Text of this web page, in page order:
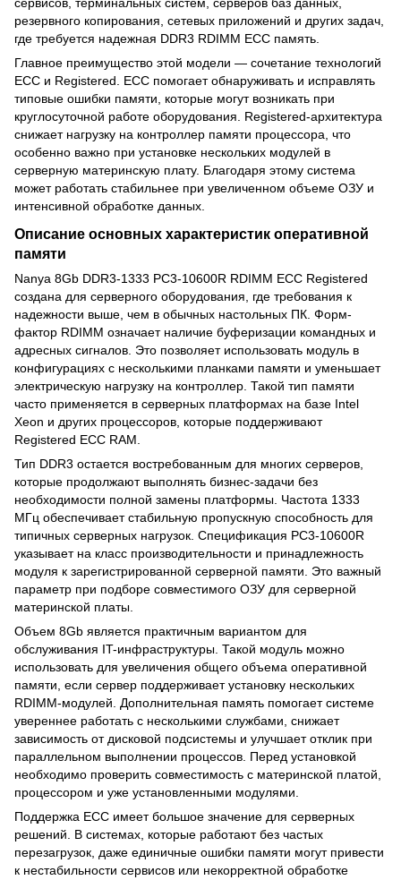
сервисов, терминальных систем, серверов баз данных,
резервного копирования, сетевых приложений и других задач,
где требуется надежная DDR3 RDIMM ECC память.
Главное преимущество этой модели — сочетание технологий
ECC и Registered. ECC помогает обнаруживать и исправлять
типовые ошибки памяти, которые могут возникать при
круглосуточной работе оборудования. Registered-архитектура
снижает нагрузку на контроллер памяти процессора, что
особенно важно при установке нескольких модулей в
серверную материнскую плату. Благодаря этому система
может работать стабильнее при увеличенном объеме ОЗУ и
интенсивной обработке данных.
Описание основных характеристик оперативной
памяти
Nanya 8Gb DDR3-1333 PC3-10600R RDIMM ECC Registered
создана для серверного оборудования, где требования к
надежности выше, чем в обычных настольных ПК. Форм-
фактор RDIMM означает наличие буферизации командных и
адресных сигналов. Это позволяет использовать модуль в
конфигурациях с несколькими планками памяти и уменьшает
электрическую нагрузку на контроллер. Такой тип памяти
часто применяется в серверных платформах на базе Intel
Xeon и других процессоров, которые поддерживают
Registered ECC RAM.
Тип DDR3 остается востребованным для многих серверов,
которые продолжают выполнять бизнес-задачи без
необходимости полной замены платформы. Частота 1333
МГц обеспечивает стабильную пропускную способность для
типичных серверных нагрузок. Спецификация PC3-10600R
указывает на класс производительности и принадлежность
модуля к зарегистрированной серверной памяти. Это важный
параметр при подборе совместимого ОЗУ для серверной
материнской платы.
Объем 8Gb является практичным вариантом для
обслуживания IT-инфраструктуры. Такой модуль можно
использовать для увеличения общего объема оперативной
памяти, если сервер поддерживает установку нескольких
RDIMM-модулей. Дополнительная память помогает системе
увереннее работать с несколькими службами, снижает
зависимость от дисковой подсистемы и улучшает отклик при
параллельном выполнении процессов. Перед установкой
необходимо проверить совместимость с материнской платой,
процессором и уже установленными модулями.
Поддержка ECC имеет большое значение для серверных
решений. В системах, которые работают без частых
перезагрузок, даже единичные ошибки памяти могут привести
к нестабильности сервисов или некорректной обработке